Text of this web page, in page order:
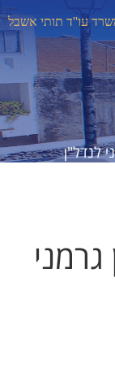
לנדל"ן